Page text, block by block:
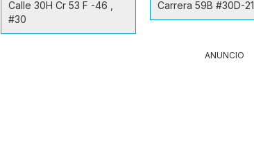
Calle 30H Cr 53 F -46 ,
#30
Carrera 59B #30D-21
ANUNCIO